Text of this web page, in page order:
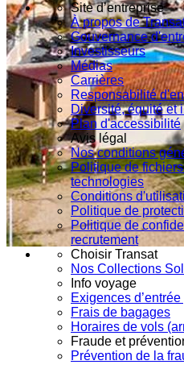
Site d’entreprise
À propos de
Gouvernance
Investisseurs
Médias
Carrières
Responsabilité
Diversité, équité et
Plan d'accessibilité
Avis légal
Nos conditions
Politique de
technologies
Conditions
Politique de
Politique de
recrutement
Choisir Transat
Nos Collections
Info voyage
Exigences
Frais de bagages
Horaires de vols
Fraude et
Prévention de la